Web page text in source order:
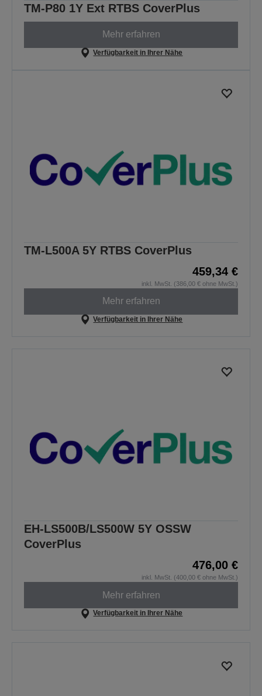
TM-P80 1Y Ext RTBS CoverPlus
Mehr erfahren
Verfügbarkeit in Ihrer Nähe
TM-L500A 5Y RTBS CoverPlus
459,34 €
inkl. MwSt. (386,00 € ohne MwSt.)
Mehr erfahren
Verfügbarkeit in Ihrer Nähe
EH-LS500B/LS500W 5Y OSSW
CoverPlus
476,00 €
inkl. MwSt. (400,00 € ohne MwSt.)
Mehr erfahren
Verfügbarkeit in Ihrer Nähe